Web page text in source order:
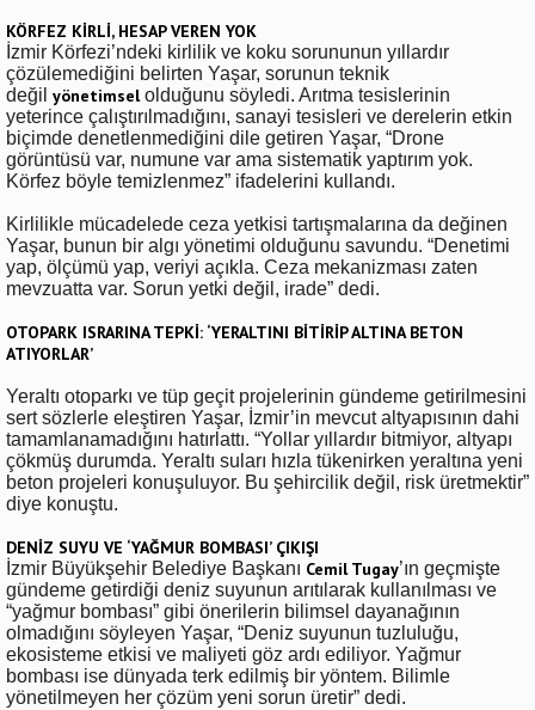
KÖRFEZ KİRLİ, HESAP VEREN YOK
İzmir Körfezi’ndeki kirlilik ve koku sorununun yıllardır
çözülemediğini belirten Yaşar, sorunun teknik
değil yönetimselolduğunu söyledi. Arıtma tesislerinin
yeterince çalıştırılmadığını, sanayi tesisleri ve derelerin etkin
biçimde denetlenmediğini dile getiren Yaşar, “Drone
görüntüsü var, numune var ama sistematik yaptırım yok.
Körfez böyle temizlenmez” ifadelerini kullandı.
Kirlilikle mücadelede ceza yetkisi tartışmalarına da değinen
Yaşar, bunun bir algı yönetimi olduğunu savundu. “Denetimi
yap, ölçümü yap, veriyi açıkla. Ceza mekanizması zaten
mevzuatta var. Sorun yetki değil, irade” dedi.
OTOPARK ISRARINA TEPKİ: ‘YERALTINI BİTİRİP ALTINA BETON
ATIYORLAR’
Yeraltı otoparkı ve tüp geçit projelerinin gündeme getirilmesini
sert sözlerle eleştiren Yaşar, İzmir’in mevcut altyapısının dahi
tamamlanamadığını hatırlattı. “Yollar yıllardır bitmiyor, altyapı
çökmüş durumda. Yeraltı suları hızla tükenirken yeraltına yeni
beton projeleri konuşuluyor. Bu şehircilik değil, risk üretmektir”
diye konuştu.
DENİZ SUYU VE ‘YAĞMUR BOMBASI’ ÇIKIŞI
İzmir Büyükşehir Belediye Başkanı Cemil Tugay’ın geçmişte
gündeme getirdiği deniz suyunun arıtılarak kullanılması ve
“yağmur bombası” gibi önerilerin bilimsel dayanağının
olmadığını söyleyen Yaşar, “Deniz suyunun tuzluluğu,
ekosisteme etkisi ve maliyeti göz ardı ediliyor. Yağmur
bombası ise dünyada terk edilmiş bir yöntem. Bilimle
yönetilmeyen her çözüm yeni sorun üretir” dedi.